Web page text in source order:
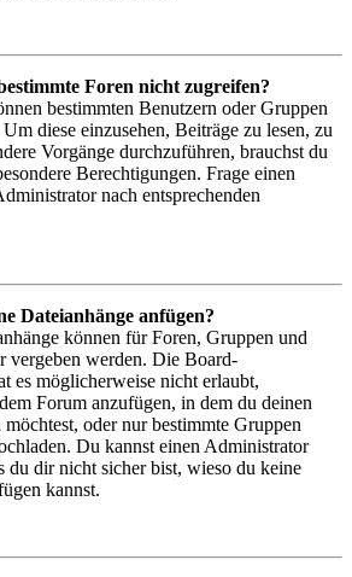
Foren nicht zugreifen?
bestimmten Benutzern oder Gruppen
diese einzusehen, Beiträge zu lesen, zu
Vorgänge durchzuführen, brauchst du
Berechtigungen. Frage einen
nach entsprechenden
Dateianhänge anfügen?
können für Foren, Gruppen und
vergeben werden. Die Board-
es möglicherweise nicht erlaubt,
Forum anzufügen, in dem du deinen
oder nur bestimmte Gruppen
Du kannst einen Administrator
du dir nicht sicher bist, wieso du keine
kannst.